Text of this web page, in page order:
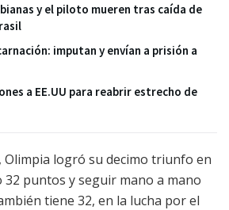
y el piloto mueren tras caída de
imputan y envían a prisión a
a EE.UU para reabrir estrecho de
Olimpia logró su decimo triunfo en
puntos y seguir mano a mano
tiene 32, en la lucha por el